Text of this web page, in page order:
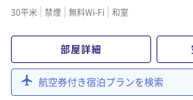
二食付き 事前決済可
30平米 禁煙 無料Wi-Fi 和室
部屋詳細
航空券付き宿泊プランを検索